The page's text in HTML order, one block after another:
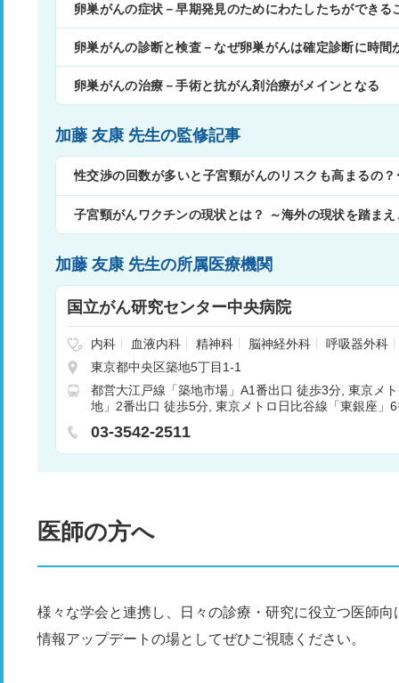
卵巣がんの症状－早期発見のためにわたしたちができる
卵巣がんの診断と検査－なぜ卵巣がんは確定診断に時間
卵巣がんの治療－手術と抗がん剤治療がメインとなる
加藤 友康 先生の監修記事
性交渉の回数が多いと子宮頸がんのリスクも高まるの
子宮頸がんワクチンの現状とは？ ～海外の現状を踏ま
加藤 友康 先生の所属医療機関
国立がん研究センター中央病院
内科 血液内科 精神科 脳神経外科
呼吸器外科
科
小児外科 脳脊髄腫瘍科
器科
婦人科 眼科 歯科
内科
消化器内科 肝胆膵内科 肝胆膵外科
放射
療科
頭頸部外科 病理診断科
東京都中央区築地5丁目1-1
都営大江戸線「築地市場」A1番出口 徒歩3分 東京メ
地」2番出口 徒歩5分 東京メトロ日比谷線「東銀座」
03-3542-2511
医師の方へ
様々な学会と連携し、日々の診療・研究に役立つ医師
情報アップデートの場としてぜひご視聴ください。